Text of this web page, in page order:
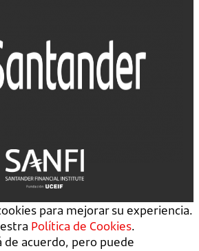
para mejorar su experiencia.
Política de Cookies.
de acuerdo, pero puede